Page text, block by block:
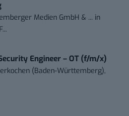
Medien GmbH & ... in
Engineer – OT (f/m/x)
(Baden-Württemberg),